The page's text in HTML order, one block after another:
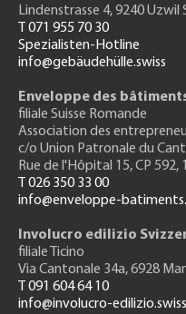
Lindenstrasse 4, 9240 Uzwil
T 071 955 70 30
Spezialisten-Hotline
info@gebäudehülle.swiss
Enveloppe des
filiale Suisse Romande
Association des
c/o Union Patronale du
Rue de l'Hôpital 15, CP 592,
T 026 350 33 00
info@enveloppe-
Involucro edilizio
filiale Ticino
Via Cantonale 34a, 6928
T 091 604 64 10
info@involucro-edilizio.swiss